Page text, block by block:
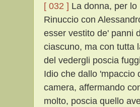
[ 032 ] La donna, per
Rinuccio con
esser vestito de' panni
ciascuno, ma con tutta
del vedergli poscia
Idio che dallo 'mpaccio
camera, affermando
molto, poscia quello